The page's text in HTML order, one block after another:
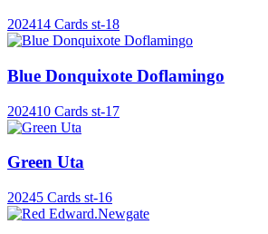
202414 Cards st-18
Blue Donquixote Doflamingo
202410 Cards st-17
Green Uta
20245 Cards st-16